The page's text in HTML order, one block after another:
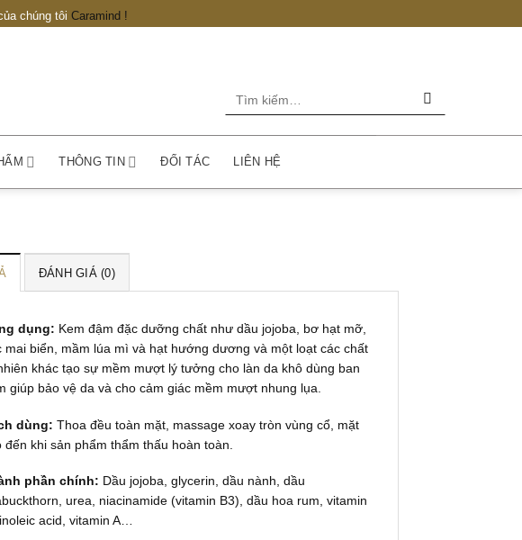
chúng tôi Caramind !
Tìm
THÔNG TIN ĐỐI TÁC LIÊN HỆ
ĐÁNH GIÁ (0)
dụng: Kem đậm đặc dưỡng chất như dầu jojoba, bơ hạt mỡ,
mai biển, mầm lúa mì và hạt hướng dương và một loạt các chất
khác tạo sự mềm mượt lý tưởng cho làn da khô dùng ban
giúp bảo vệ da và cho cảm giác mềm mượt nhung lụa.
dùng: Thoa đều toàn mặt, massage xoay tròn vùng cổ, mặt
đến khi sản phẩm thẩm thấu hoàn toàn.
phần chính: Dầu jojoba, glycerin, dầu nành, dầu
urea, niacinamide (vitamin B3), dầu hoa rum, vitamin
acid, vitamin A…